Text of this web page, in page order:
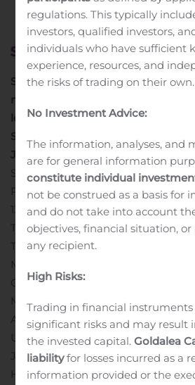
inPublic
Silmäasema Oyj: Coronaria Oy
mennessä vastaanottamiensa
lopullisen määrän julkisessa
Silmäasema Oyj:n liikkeeseen
Jälkikäteinen tarjousaika jatkuu
Silmäasema Oyj
Pörssitiedote
13.11.2019 klo 14.40TÄMÄ TIEDOTE
TARJOUSASIAKIRJA EIKÄ
TARJOUSTA TAI KEHOTUSTA
MYYNTITARJOUSTA. ERITYISESTI
OLE TARJOUS MYYDÄ TAI
MITÄÄN TÄSSÄ TIEDOTTEESSA
ARVOPAPEREITA EIKÄ
ULOTTAMINEN
JAPANIIN, AUSTRALIAAN, ETELÄ-
HONGKONGIIN. SIJOITTAJAT
regulations. This typically
investors, qualified investors,
individuals who have sufficient
experience, resources, and
the risks of trading on their own.
No Investment Advice:
The information, analyses, and
are for general information
constitute individual
not be construed as a basis for
and do not take into account
objectives, financial situation,
any recipient.
High Risks:
Trading in financial instruments
significant risks and may result
the invested capital.Goldalea
liabilityfor losses incurred as a
information provided or the